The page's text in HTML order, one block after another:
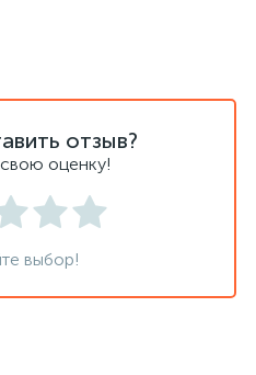
отзыв?
оценку!
выбор!